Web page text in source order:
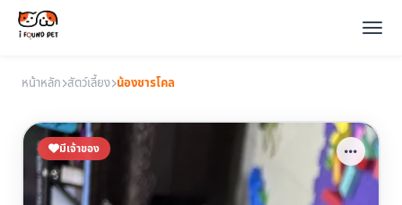
หน้าหลัก สัตว์เลี้ยง น้องชารโคล
มีเจ้าของ